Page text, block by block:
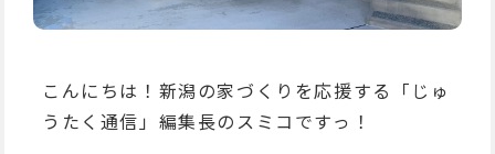
こんにちは！新潟の家づくりを応援する「じゅ
うたく通信」編集長の スミコ ですっ！